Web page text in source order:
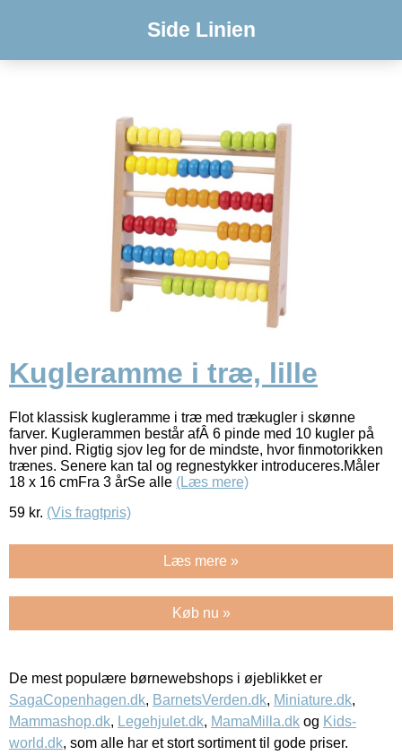
Side Linien
Kugleramme i træ, lille
Flot klassisk kugleramme i træ med trækugler i skønne
farver. Kuglerammen består afÂ 6 pinde med 10 kugler på
hver pind. Rigtig sjov leg for de mindste, hvor finmotorikken
trænes. Senere kan tal og regnestykker introduceres.Måler
18 x 16 cmFra 3 årSe alle (Læs mere)
59 kr. (Vis fragtpris)
Læs mere »
Køb nu »
De mest populære børnewebshops i øjeblikket er
SagaCopenhagen.dk, BarnetsVerden.dk, Miniature.dk,
Mammashop.dk, Legehjulet.dk, MamaMilla.dk og Kids-
world.dk, som alle har et stort sortiment til gode priser.